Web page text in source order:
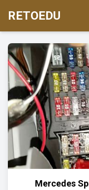
RETOEDU
Mercedes